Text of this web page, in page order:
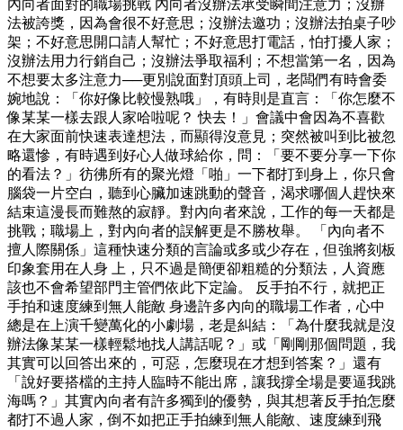
內向者面對的職場挑戰 內向者沒辦法承受瞬間注意力；沒辦
法被誇獎，因為會很不好意思；沒辦法邀功；沒辦法拍桌子吵
架；不好意思開口請人幫忙；不好意思打電話，怕打擾人家；
沒辦法用力行銷自己；沒辦法爭取福利；不想當第一名，因為
不想要太多注意力──更別說面對頂頭上司，老闆們有時會委
婉地說：「你好像比較慢熟哦」，有時則是直言：「你怎麼不
像某某一樣去跟人家哈啦呢？ 快去！」會議中會因為不喜歡
在大家面前快速表達想法，而顯得沒意見；突然被叫到比被忽
略還慘，有時遇到好心人做球給你，問：「要不要分享一下你
的看法？」彷彿所有的聚光燈「啪」一下都打到身上，你只會
腦袋一片空白，聽到心臟加速跳動的聲音，渴求哪個人趕快來
結束這漫長而難熬的寂靜。對內向者來說，工作的每一天都是
挑戰；職場上，對內向者的誤解更是不勝枚舉。 「內向者不
擅人際關係」這種快速分類的言論或多或少存在，但強將刻板
印象套用在人身 上，只不過是簡便卻粗糙的分類法，人資應
該也不會希望部門主管們依此下定論。 反手拍不行，就把正
手拍和速度練到無人能敵 身邊許多內向的職場工作者，心中
總是在上演千變萬化的小劇場，老是糾結：「為什麼我就是沒
辦法像某某一樣輕鬆地找人講話呢？」或「剛剛那個問題，我
其實可以回答出來的，可惡，怎麼現在才想到答案？」還有
「說好要搭檔的主持人臨時不能出席，讓我撐全場是要逼我跳
海嗎？」其實內向者有許多獨到的優勢，與其想著反手拍怎麼
都打不過人家，倒不如把正手拍練到無人能敵、速度練到飛